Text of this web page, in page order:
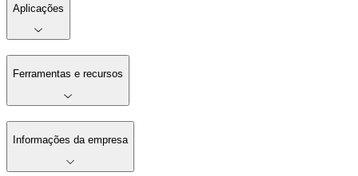
Aplicações
Ferramentas e recursos
Informações da empresa